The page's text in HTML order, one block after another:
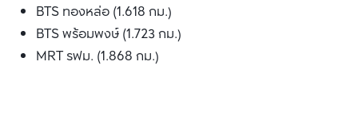
BTS ทองหล่อ (1.618 กม.)
BTS พร้อมพงษ์ (1.723 กม.)
MRT รฟม. (1.868 กม.)